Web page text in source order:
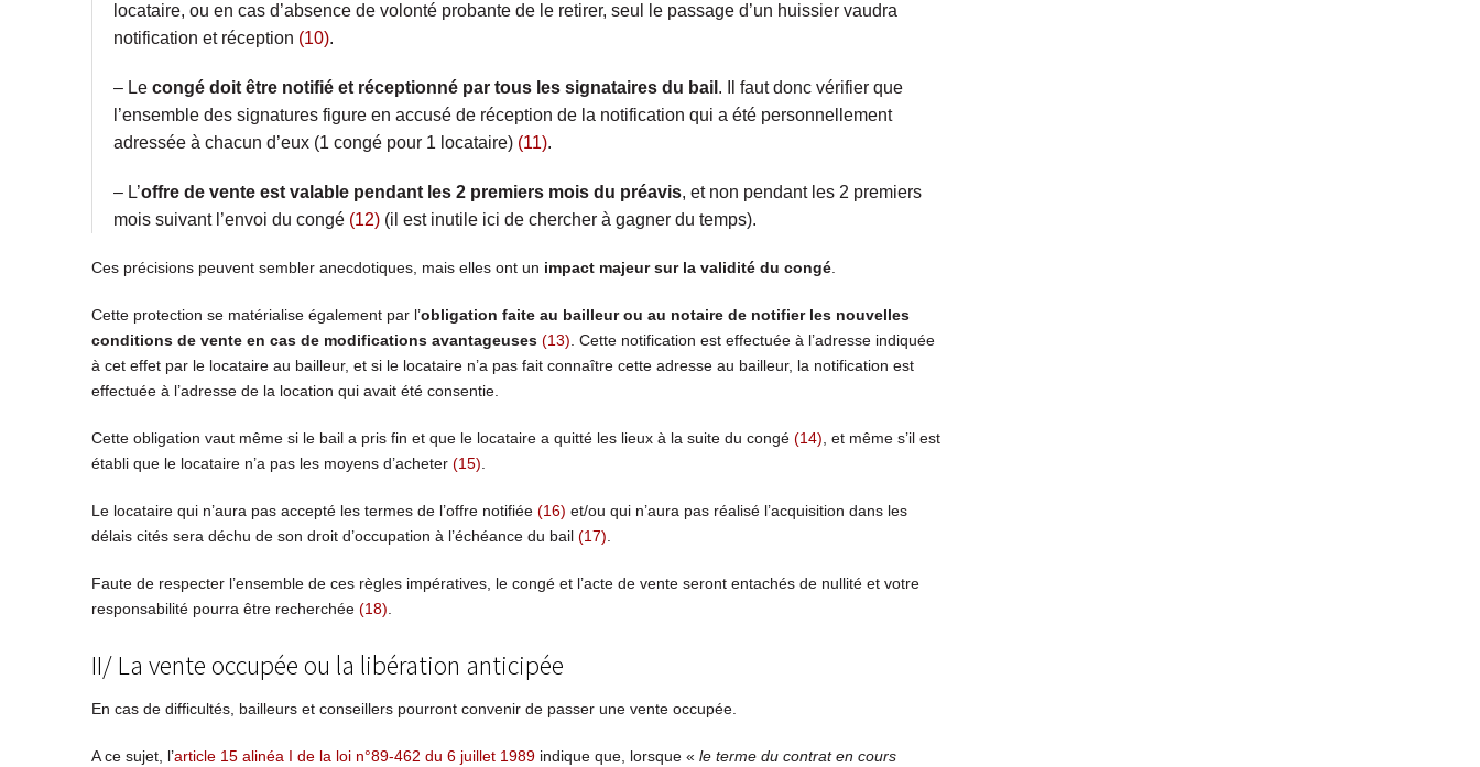
locataire, ou en cas d’absence de volonté probante de le retirer, seul le passage d’un huissier vaudra
notification et réception (10).
– Lecongé doit être notifié et réceptionné par tous les signataires du bail . Il faut donc vérifier que
l’ensemble des signatures figure en accusé de réception de la notification qui a été personnellement
adressée à chacun d’eux (1 congé pour 1 locataire) (11).
– L’offre de vente est valable pendant les 2 premiers mois du préavis, et non pendant les 2 premiers
mois suivant l’envoi du congé (12)(il est inutile ici de chercher à gagner du temps).
Ces précisions peuvent sembler anecdotiques, mais elles ont un impact majeur sur la validité du congé.
Cette protection se matérialise également par l’obligation faite au bailleur ou au notaire de notifier les nouvelles
conditions de vente en cas de modifications avantageuses (13) . Cette notification est effectuée à l’adresse indiquée
à cet effet par le locataire au bailleur, et si le locataire n’a pas fait connaître cette adresse au bailleur, la notification est
effectuée à l’adresse de la location qui avait été consentie.
Cette obligation vaut même si le bail a pris fin et que le locataire a quitté les lieux à la suite du congé (14) , et même s’il est
établi que le locataire n’a pas les moyens d’acheter (15)
Le locataire qui n’aura pas accepté les termes de l’offre notifiée (16) et/ou qui n’aura pas réalisé l’acquisition dans les
délais cités sera déchu de son droit d’occupation à l’échéance du bail (17)
Faute de respecter l’ensemble de ces règles impératives, le congé et l’acte de vente seront entachés de nullité et votre
responsabilité pourra être recherchée (18)
II/ La vente occupée ou la libération anticipée
En cas de difficultés, bailleurs et conseillers pourront convenir de passer une vente occupée.
A ce sujet, l’article 15 alinéa I de la loi n°89-462 du 6 juillet 1989indique que, lorsque « le terme du contrat en cours